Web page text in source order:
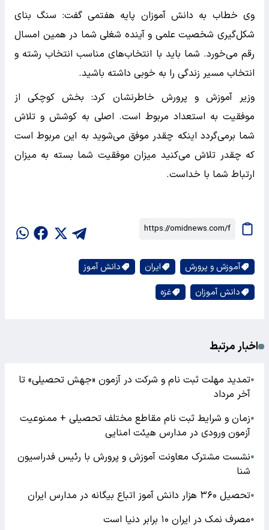
وی خطاب به دانش آموزان پایه هفتمی گفت: سنگ بنای
شکل‌گیری شخصیت علمی و آینده شغلی شما در همین امسال
رقم می‌خورد. شما باید با انتخاب‌های مناسب انتخاب رشته و
انتخاب مسیر زندگی را به خوبی داشته باشید.
وزیر آموزش و پرورش خاطرنشان کرد: بخش کوچکی از
موفقیت به استعداد مربوط است. اصلی به کوشش و تلاش
شما برمی‌گردد اینکه چقدر موفق می‌شوید به این مربوط است
که چقدر تلاش می‌کنید میزان موفقیت شما بسته به میزان
ارتباط شما با خداست.
آموزش و پرورش ایران
دانش آموز
دانش آموزان
غزه
اخبار مرتبط
●تمدید مهلت ثبت نام و شرکت در آزمون «جهش تحصیلی» تا
آخر مرداد
●زمان و شرایط ثبت نام مقاطع مختلف تحصیلی + ممنوعیت
آزمون ورودی در مدارس هیئت امنایی
●نشست مشترک معاونت آموزش و پرورش با رئیس فدراسیون
شنا
●تحصیل ۳۶۰ هزار دانش آموز اتباع بیگانه در مدارس ایران
●مصرف نمک در ایران ۱۰ برابر دنیا است